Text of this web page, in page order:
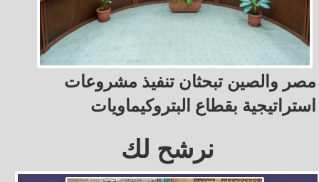
مصر والصين تبحثان تنفيذ مشروعات
استراتيجية بقطاع البتروكيماويات
نرشح لك